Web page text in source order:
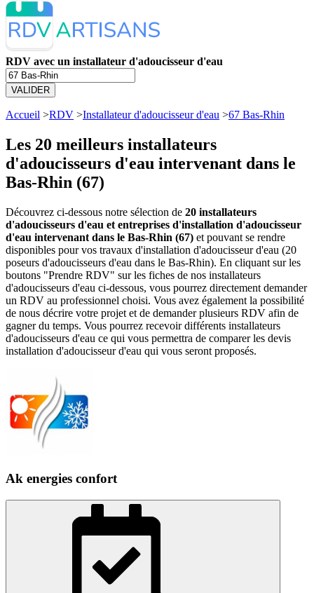
RDV avec un installateur d'adoucisseur d'eau
VALIDER
Accueil >RDV >Installateur d'adoucisseur d'eau >67 Bas-Rhin
Les 20 meilleurs installateurs
d'adoucisseurs d'eau intervenant dans le
Bas-Rhin (67)
Découvrez ci-dessous notre sélection de 20 installateurs
d'adoucisseurs d'eau et entreprises d'installation d'adoucisseur
d'eau intervenant dans le Bas-Rhin (67) et pouvant se rendre
disponibles pour vos travaux d'installation d'adoucisseur d'eau (20
poseurs d'adoucisseurs d'eau dans le Bas-Rhin). En cliquant sur les
boutons "Prendre RDV" sur les fiches de nos installateurs
d'adoucisseurs d'eau ci-dessous, vous pourrez directement demander
un RDV au professionnel choisi. Vous avez également la possibilité
de nous décrire votre projet et de demander plusieurs RDV afin de
gagner du temps. Vous pourrez recevoir différents installateurs
d'adoucisseurs d'eau ce qui vous permettra de comparer les devis
installation d'adoucisseur d'eau qui vous seront proposés.
Ak energies confort